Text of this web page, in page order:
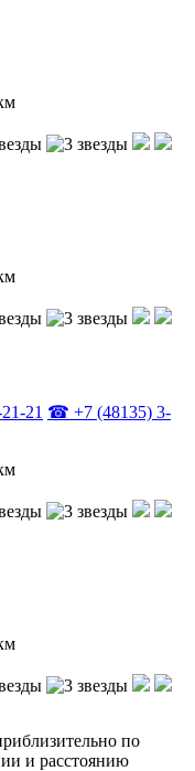
21 ☎ +7 (48135) 3-
по
и расстоянию